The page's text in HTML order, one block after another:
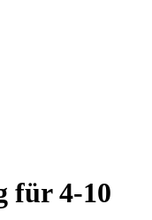
für 4-10